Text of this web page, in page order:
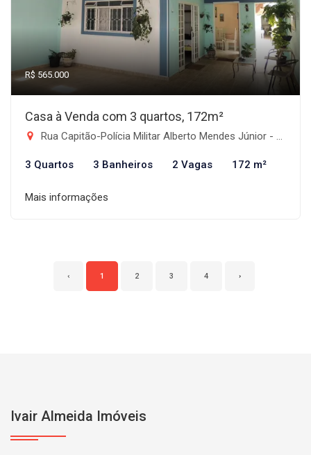
R$ 565.000
Casa à Venda com 3 quartos, 172m²
Rua Capitão-Polícia Militar Alberto Mendes Júnior - Jardim de Alah, Taubaté-SP
3 Quartos 3 Banheiros 2 Vagas 172 m²
Mais informações
‹ 1 2 3 4 ›
Ivair Almeida Imóveis